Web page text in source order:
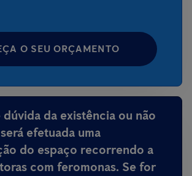
O SEU ORÇAMENTO
dúvida da existência ou não
efetuada uma
do espaço recorrendo a
com feromonas. Se for